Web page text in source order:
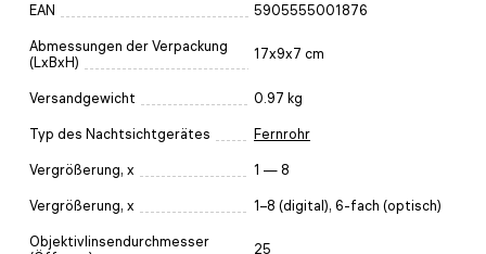
EAN 5905555001876
Abmessungen der Verpackung
(LxBxH)
17x9x7 cm
Versandgewicht 0.97 kg
Typ des Nachtsichtgerätes Fernrohr
Vergrößerung, x 1 — 8
Vergrößerung, x 1–8 (digital), 6-fach (optisch)
Objektivlinsendurchmesser
25